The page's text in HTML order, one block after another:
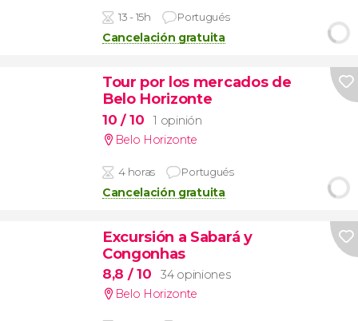
13 - 15h Portugués
Cancelación gratuita
Tour por los mercados de
Belo Horizonte
10 / 10
1 opinión
Belo Horizonte
4 horas Portugués
Cancelación gratuita
Excursión a Sabará y
Congonhas
8,8 / 10
34 opiniones
Belo Horizonte